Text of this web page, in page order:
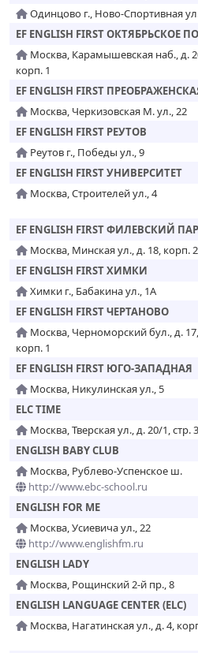
Одинцово г., Ново-Спортивная
EF ENGLISH FIRST ОКТЯБРЬСКОЕ
Москва, Карамышевская наб., д.
корп. 1
EF ENGLISH FIRST
Москва, Черкизовская М. ул., 22
EF ENGLISH FIRST РЕУТОВ
Реутов г., Победы ул., 9
EF ENGLISH FIRST УНИВЕРСИТЕТ
Москва, Строителей ул., 4
EF ENGLISH FIRST ФИЛЕВСКИЙ
Москва, Минская ул., д. 18, корп. 2
EF ENGLISH FIRST ХИМКИ
Химки г., Бабакина ул., 1А
EF ENGLISH FIRST ЧЕРТАНОВО
Москва, Черноморский бул., д. 17,
корп. 1
EF ENGLISH FIRST ЮГО-ЗАПАДНАЯ
Москва, Никулинская ул., 5
ELC TIME
Москва, Тверская ул., д. 20/1, стр. 3
ENGLISH BABY CLUB
Москва, Рублево-Успенское ш.
http://www.ebc-school.ru
ENGLISH FOR ME
Москва, Усиевича ул., 22
http://www.englishfm.ru
ENGLISH LADY
Москва, Рощинский 2-й пр., 8
ENGLISH LANGUAGE CENTER (ELC)
Москва, Нагатинская ул., д. 4,